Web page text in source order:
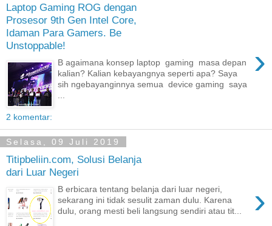
Laptop Gaming ROG dengan
Prosesor 9th Gen Intel Core,
Idaman Para Gamers. Be
Unstoppable!
›
B agaimana konsep laptop gaming masa depan
kalian? Kalian kebayangnya seperti apa? Saya
sih ngebayanginnya semua device gaming saya
...
2 komentar:
Selasa, 09 Juli 2019
Titipbeliin.com, Solusi Belanja
dari Luar Negeri
›
B erbicara tentang belanja dari luar negeri,
sekarang ini tidak sesulit zaman dulu. Karena
dulu, orang mesti beli langsung sendiri atau tit...